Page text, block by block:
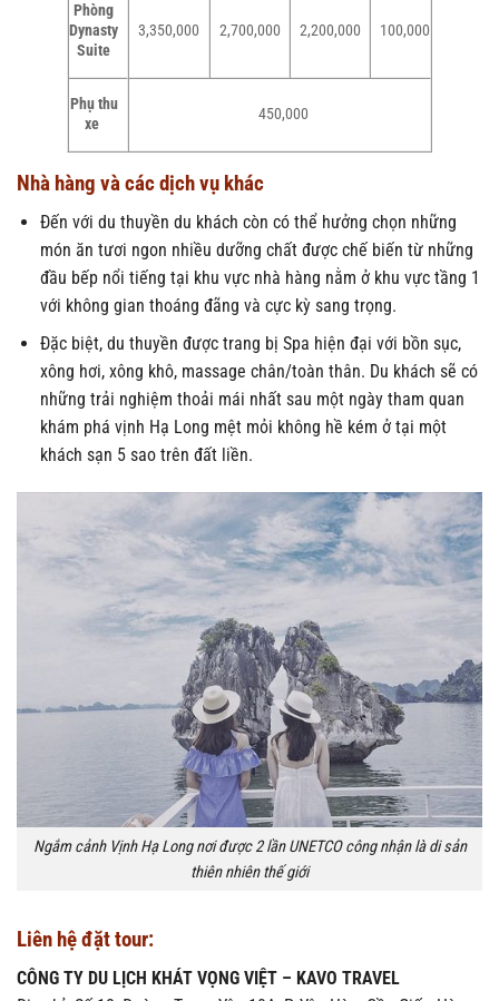
Phòng
Dynasty
Suite
3,350,000 2,700,000 2,200,000 100,000
Phụ thu
xe
450,000
Nhà hàng và các dịch vụ khác
Đến với du thuyền du khách còn có thể hưởng chọn những
món ăn tươi ngon nhiều dưỡng chất được chế biến từ những
đầu bếp nổi tiếng tại khu vực nhà hàng nằm ở khu vực tầng 1
với không gian thoáng đãng và cực kỳ sang trọng.
Đặc biệt, du thuyền được trang bị Spa hiện đại với bồn sục,
xông hơi, xông khô, massage chân/toàn thân. Du khách sẽ có
những trải nghiệm thoải mái nhất sau một ngày tham quan
khám phá vịnh Hạ Long mệt mỏi không hề kém ở tại một
khách sạn 5 sao trên đất liền.
Ngắm cảnh Vịnh Hạ Long nơi được 2 lần UNETCO công nhận là di sản
thiên nhiên thế giới
Liên hệ đặt tour:
CÔNG TY DU LỊCH KHÁT VỌNG VIỆT – KAVO TRAVEL